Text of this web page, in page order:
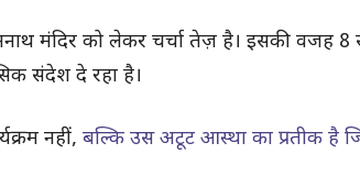
मंदिर को लेकर चर्चा तेज़ है। इसकी वजह 8
संदेश दे रहा है।
नहीं, बल्कि उस अटूट आस्था का प्रतीक है